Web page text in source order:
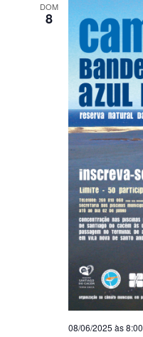
DOM
8
08/06/2025 às 8:00